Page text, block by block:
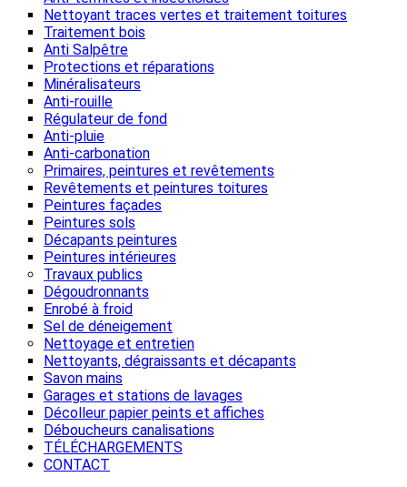
Nettoyant traces vertes et traitement toitures
Traitement bois
Anti Salpêtre
Protections et réparations
Minéralisateurs
Anti-rouille
Régulateur de fond
Anti-pluie
Anti-carbonation
Primaires, peintures et revêtements
Revêtements et peintures toitures
Peintures façades
Peintures sols
Décapants peintures
Peintures intérieures
Travaux publics
Dégoudronnants
Enrobé à froid
Sel de déneigement
Nettoyage et entretien
Nettoyants, dégraissants et décapants
Savon mains
Garages et stations de lavages
Décolleur papier peints et affiches
Déboucheurs canalisations
TÉLÉCHARGEMENTS
CONTACT